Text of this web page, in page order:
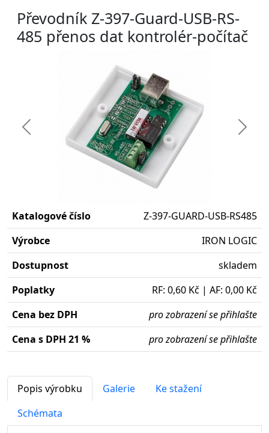
Převodník Z-397-Guard-USB-RS-
485 přenos dat kontrolér-počítač
Předchozí Další
Katalogové číslo
Z-397-GUARD-USB-RS485
Výrobce
IRON LOGIC
Dostupnost
skladem
Poplatky
RF: 0,60 Kč | AF: 0,00 Kč
Cena bez DPH
pro zobrazení se přihlašte
Cena s DPH 21 %
pro zobrazení se přihlašte
Popis výrobku Galerie
Ke stažení
Schémata